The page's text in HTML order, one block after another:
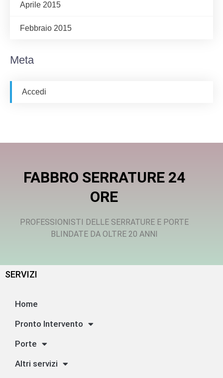
Aprile 2015
Febbraio 2015
Meta
Accedi
FABBRO SERRATURE 24
ORE
PROFESSIONISTI DELLE SERRATURE E PORTE
BLINDATE DA OLTRE 20 ANNI
SERVIZI
Home
Pronto Intervento
Porte
Altri servizi